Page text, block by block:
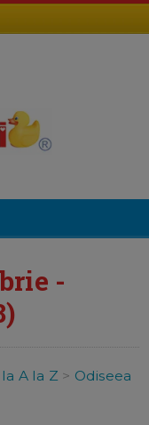
-
A la Z > Odiseea